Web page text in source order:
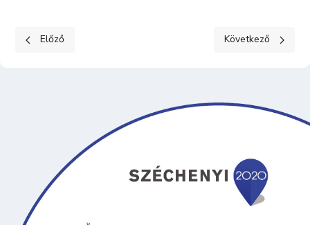
Előző cikk: Keceli Hírek - 2026. május
Előző Következő cikk:
Következő